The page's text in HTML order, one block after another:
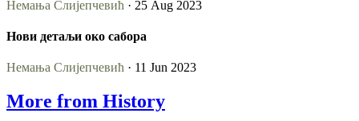
Немања Слијепчевић · 25 Aug 2023
Нови детаљи око сабора
Немања Слијепчевић · 11 Jun 2023
More from History